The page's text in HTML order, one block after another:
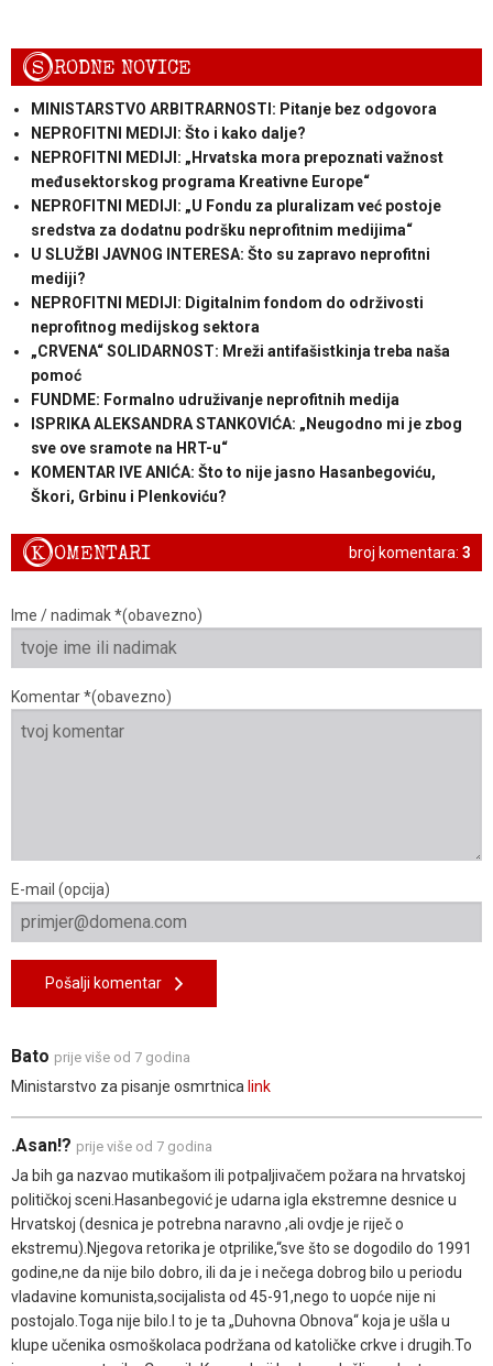
SRODNE NOVICE
MINISTARSTVO ARBITRARNOSTI: Pitanje bez odgovora
NEPROFITNI MEDIJI: Što i kako dalje?
NEPROFITNI MEDIJI: „Hrvatska mora prepoznati važnost
međusektorskog programa Kreativne Europe“
NEPROFITNI MEDIJI: „U Fondu za pluralizam već postoje
sredstva za dodatnu podršku neprofitnim medijima“
U SLUŽBI JAVNOG INTERESA: Što su zapravo neprofitni
mediji?
NEPROFITNI MEDIJI: Digitalnim fondom do održivosti
neprofitnog medijskog sektora
„CRVENA“ SOLIDARNOST: Mreži antifašistkinja treba naša
pomoć
FUNDME: Formalno udruživanje neprofitnih medija
ISPRIKA ALEKSANDRA STANKOVIĆA: „Neugodno mi je zbog
sve ove sramote na HRT-u“
KOMENTAR IVE ANIĆA: Što to nije jasno Hasanbegoviću,
Škori, Grbinu i Plenkoviću?
broj komentara: 3
KOMENTARI
Ime / nadimak *(obavezno)
Komentar *(obavezno)
E-mail (opcija)
Pošalji komentar
Bato prije više od 7 godina
Ministarstvo za pisanje osmrtnica link
.Asan!? prije više od 7 godina
Ja bih ga nazvao mutikašom ili potpaljivačem požara na hrvatskoj
političkoj sceni.Hasanbegović je udarna igla ekstremne desnice u
Hrvatskoj (desnica je potrebna naravno ,ali ovdje je riječ o
ekstremu).Njegova retorika je otprilike,“sve što se dogodilo do 1991
godine,ne da nije bilo dobro, ili da je i nečega dobrog bilo u periodu
vladavine komunista,socijalista od 45-91,nego to uopće nije ni
postojalo.Toga nije bilo.I to je ta „Duhovna Obnova“ koja je ušla u
klupe učenika osmoškolaca podržana od katoličke crkve i drugih.To